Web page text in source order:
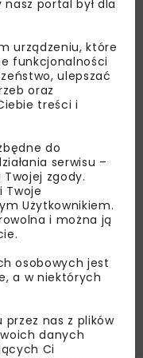
otrzymywać od
oferty i
i
otrzymywanie na
ZAPISZ MNIE
portal był dla
urządzeniu, które
funkcjonalności
ulepszać
oraz
treści i
do
serwisu –
zgody.
Twoje
Użytkownikiem.
i można ją
osobowych jest
a w niektórych
nas z plików
danych
Ci